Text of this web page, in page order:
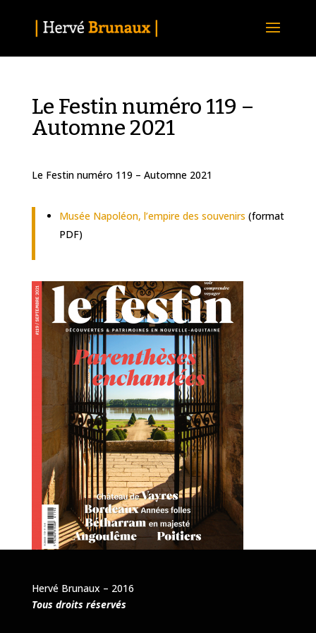
Le Festin numéro 119 –
Automne 2021
Le Festin numéro 119 – Automne 2021
Musée Napoléon, l’empire des souvenirs (format
PDF)
Hervé Brunaux – 2016
Tous droits réservés